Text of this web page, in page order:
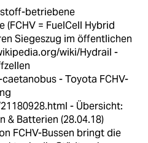
betriebene
(FCHV = FuelCell Hybrid
Siegeszug im öffentlichen
wiki/Hydrail -
- Toyota FCHV-
- Übersicht:
& Batterien (28.04.18)
FCHV-Bussen bringt die